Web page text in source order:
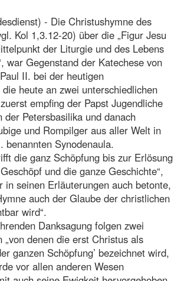
- Die Christushymne des
Kol 1,3.12-20) über die „Figur Jesu
der Liturgie und des Lebens
war Gegenstand der Katechese von
II. bei der heutigen
heute an zwei unterschiedlichen
empfing der Papst Jugendliche
der Petersbasilika und danach
und Rompilger aus aller Welt in
benannten Synodenaula.
die ganz Schöpfung bis zur Erlösung
und die ganze Geschichte“,
in seinen Erläuterungen auch betonte,
auch der Glaube der christlichen
wird“.
Danksagung folgen zwei
„von denen die erst Christus als
ganzen Schöpfung’ bezeichnet wird,
vor allen anderen Wesen